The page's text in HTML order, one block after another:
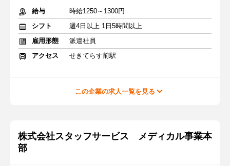
給与
時給1250～1300円
シフト
週4日以上 1日5時間以上
雇用形態
派遣社員
アクセス
せきてらす前駅
この企業の求人一覧を見る
株式会社スタッフサービス メディカル事業本
部